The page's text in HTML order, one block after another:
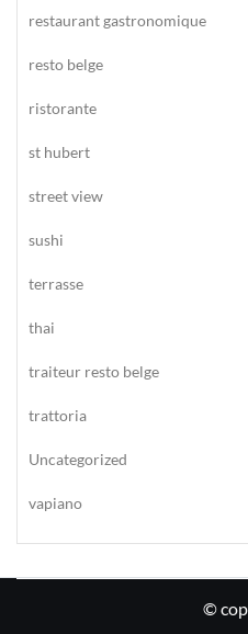
restaurant gastronomique
resto belge
ristorante
st hubert
street view
sushi
terrasse
thai
traiteur resto belge
trattoria
Uncategorized
vapiano
©